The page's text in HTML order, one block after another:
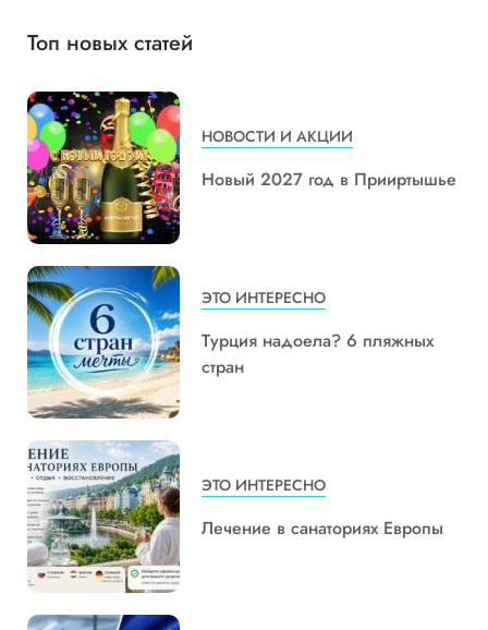
Топ новых статей
НОВОСТИ И АКЦИИ
Новый 2027 год в Прииртышье
ЭТО ИНТЕРЕСНО
Турция надоела? 6 пляжных
стран
ЭТО ИНТЕРЕСНО
Лечение в санаториях Европы